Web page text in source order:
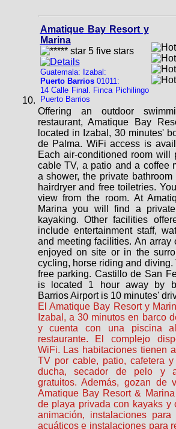
Amatique Bay Resort y
Marina
Guatemala: Izabal:
Puerto Barrios01011:
14 Calle Final. Finca Pichilingo
Puerto Barrios
Offering an outdoor
restaurant, Amatique Bay
located in Izabal, 30 minutes'
de Palma. WiFi access is
Each air-conditioned room will
cable TV, a patio and a coffee
a shower, the private
hairdryer and free toiletries.
view from the room. At
Marina you will find a
kayaking. Other facilities
include entertainment staff,
and meeting facilities. An array
enjoyed on site or in the
cycling, horse riding and diving.
free parking. Castillo de San
is located 1 hour away by
Barrios Airport is 10 minutes'
El Amatique Bay Resort y
Izabal, a 30 minutos en barco
y cuenta con una piscina
restaurante. El complejo
WiFi. Las habitaciones tienen
TV por cable, patio, cafetera
ducha, secador de pelo y
gratuitos. Además, gozan de
Amatique Bay Resort &
de playa privada con kayaks y
animación, instalaciones para
acuáticos e instalaciones para